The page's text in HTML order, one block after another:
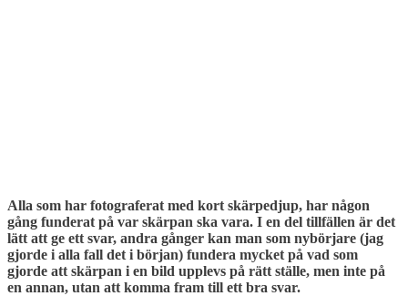
Alla som har fotograferat med kort skärpedjup, har någon
gång funderat på var skärpan ska vara. I en del tillfällen är det
lätt att ge ett svar, andra gånger kan man som nybörjare (jag
gjorde i alla fall det i början) fundera mycket på vad som
gjorde att skärpan i en bild upplevs på rätt ställe, men inte på
en annan, utan att komma fram till ett bra svar.